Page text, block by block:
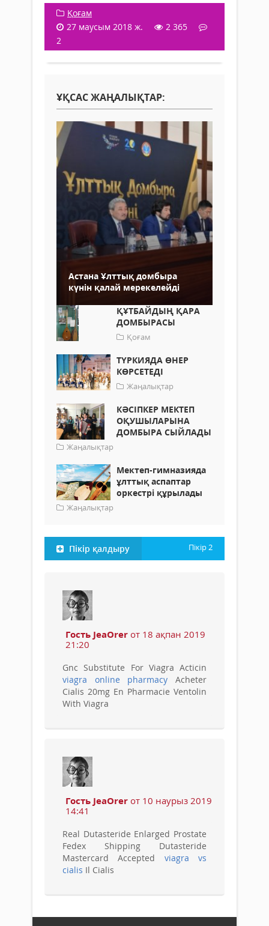
Қоғам
27 маусым 2018 ж.
2 365
2
ҰҚСАС ЖАҢАЛЫҚТАР:
Астана Ұлттық домбыра
күнін қалай мерекелейді
ҚҰТБАЙДЫҢ ҚАРА
ДОМБЫРАСЫ
Қоғам
ТҮРКИЯДА ӨНЕР
КӨРСЕТЕДІ
Жаңалықтар
КӘСІПКЕР МЕКТЕП
ОҚУШЫЛАРЫНА
ДОМБЫРА СЫЙЛАДЫ
Жаңалықтар
Мектеп-гимназияда
ұлттық аспаптар
оркестрі құрылады
Жаңалықтар
Пікір қалдыру Пікір2
Гость JeaOrer от 18 ақпан 2019
21:20
Gnc Substitute For Viagra Acticin
viagra online pharmacy Acheter
Cialis 20mg En Pharmacie Ventolin
With Viagra
Гость JeaOrer от 10 наурыз 2019
14:41
Real Dutasteride Enlarged Prostate
Fedex Shipping Dutasteride
Mastercard Accepted viagra vs
cialis Il Cialis